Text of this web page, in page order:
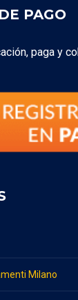
PAGO
paga y
Milano